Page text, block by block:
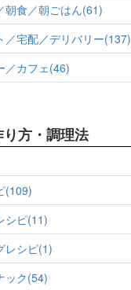
朝食／朝ごはん(61)
／宅配／デリバリー(137)
／カフェ(46)
方・調理法
(109)
シピ(11)
レシピ(1)
ック(54)